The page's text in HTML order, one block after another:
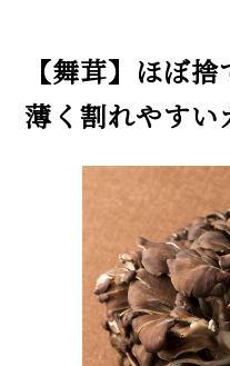
【舞茸】ほぼ
薄く割れやすい